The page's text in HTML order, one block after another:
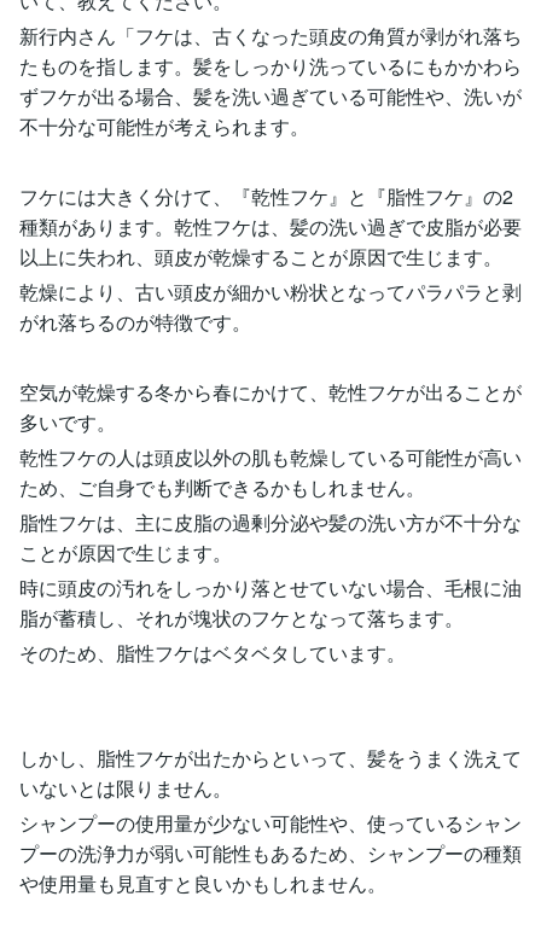
新行内さん「フケは、古くなった頭皮の角質が剥がれ落ち
たものを指します。髪をしっかり洗っているにもかかわら
ずフケが出る場合、髪を洗い過ぎている可能性や、洗いが
不十分な可能性が考えられます。
フケには大きく分けて、『乾性フケ』と『脂性フケ』の2
種類があります。乾性フケは、髪の洗い過ぎで皮脂が必要
以上に失われ、頭皮が乾燥することが原因で生じます。
乾燥により、古い頭皮が細かい粉状となってパラパラと剥
がれ落ちるのが特徴です。
空気が乾燥する冬から春にかけて、乾性フケが出ることが
多いです。
乾性フケの人は頭皮以外の肌も乾燥している可能性が高い
ため、ご自身でも判断できるかもしれません。
脂性フケは、主に皮脂の過剰分泌や髪の洗い方が不十分な
ことが原因で生じます。
時に頭皮の汚れをしっかり落とせていない場合、毛根に油
脂が蓄積し、それが塊状のフケとなって落ちます。
そのため、脂性フケはベタベタしています。
しかし、脂性フケが出たからといって、髪をうまく洗えて
いないとは限りません。
シャンプーの使用量が少ない可能性や、使っているシャン
プーの洗浄力が弱い可能性もあるため、シャンプーの種類
や使用量も見直すと良いかもしれません。